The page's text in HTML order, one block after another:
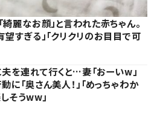
麗なお顔」と言われた赤ちゃん。
すぎる」「クリクリのお目目で可
を連れて行くと…妻「おーいw」
に「奥さん美人！」「めっちゃわか
そうww」